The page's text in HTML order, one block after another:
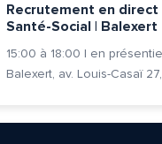
Recrutement en direct
Santé-Social | Balexert
15:00 à 18:00 | en
Balexert, av. Louis-Casaï